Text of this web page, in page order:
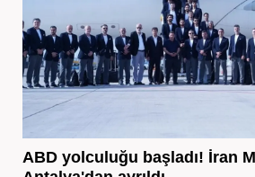
ABD yolculuğu başladı! İran